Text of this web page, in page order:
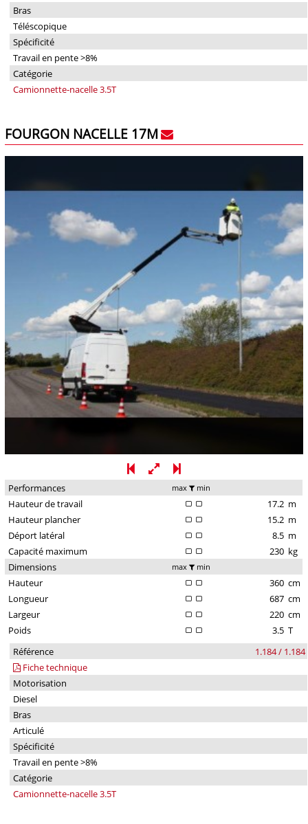
Bras
Téléscopique
Spécificité
Travail en pente >8%
Catégorie
Camionnette-nacelle 3.5T
FOURGON NACELLE 17M
Performances max min
Hauteur de travail 17.2 m
Hauteur plancher
15.2 m
Déport latéral
8.5 m
Capacité maximum
230 kg
Dimensions
max min
Hauteur 360 cm
Longueur
687 cm
Largeur
220 cm
Poids
3.5 T
Référence
1.184 / 1.184
Fiche technique
Motorisation
Diesel
Bras
Articulé
Spécificité
Travail en pente >8%
Catégorie
Camionnette-nacelle 3.5T